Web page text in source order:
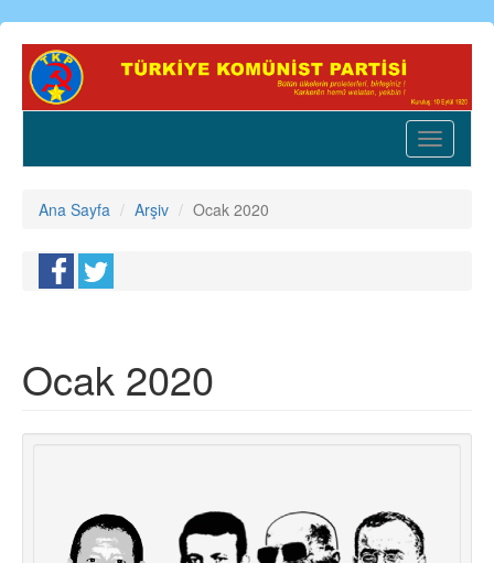
Ana
içeriğe
Toggle
Ana Sayfa Arşiv Ocak 2020
Ocak 2020